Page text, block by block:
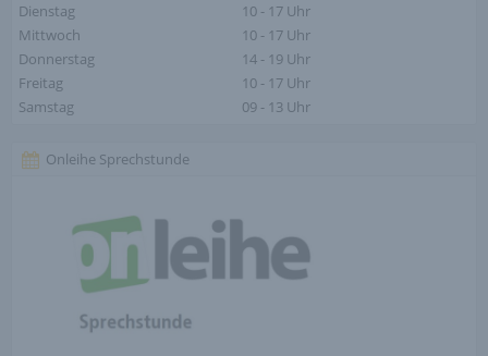
Dienstag
10 - 17 Uhr
Mittwoch
10 - 17 Uhr
Donnerstag
14 - 19 Uhr
Freitag
10 - 17 Uhr
Samstag
09 - 13 Uhr
Onleihe Sprechstunde